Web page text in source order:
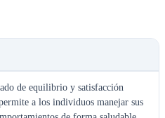
de equilibrio y satisfacción
a los individuos manejar sus